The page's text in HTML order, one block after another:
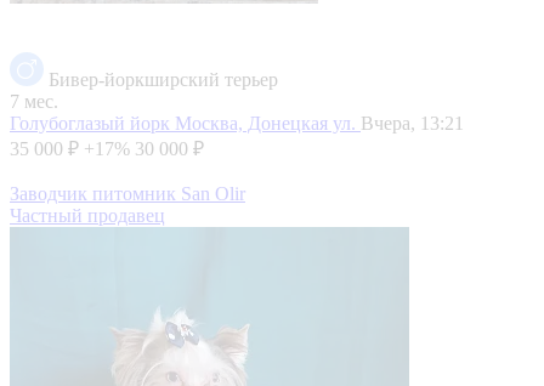
Бивер-йоркширский терьер
7 мес.
Голубоглазый йорк Москва, Донецкая ул. Вчера, 13:21
35 000 ₽ +17% 30 000 ₽
Заводчик питомник San Olir
Частный продавец